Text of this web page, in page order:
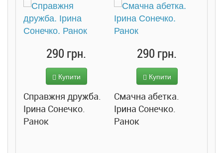
290 грн.
Купити
Справжня дружба.
Ірина Сонечко.
Ранок
290 грн.
Купити
Смачна абетка.
Ірина Сонечко.
Ранок